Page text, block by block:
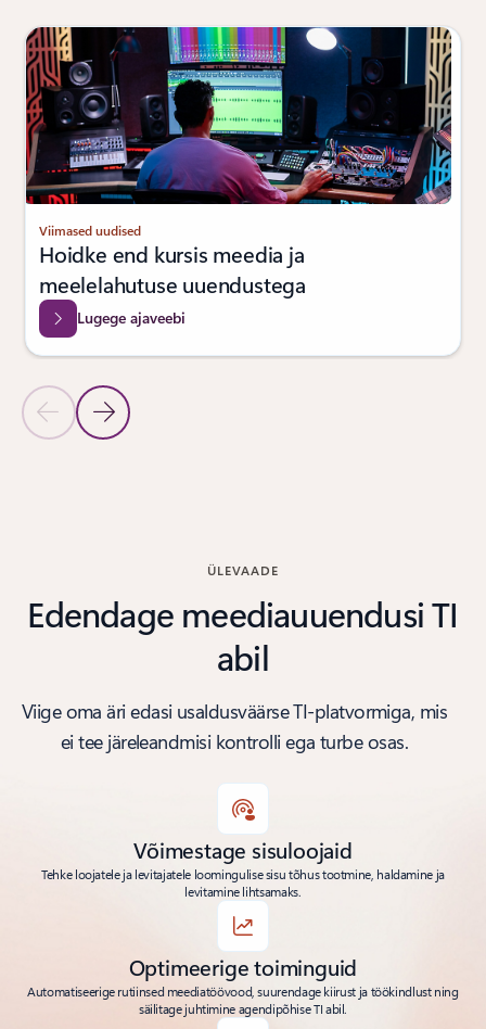
Kuvatakse slaid 1/4
Eelmine slaidJärgmine slaid
Viimased uudised
Hoidke end kursis meedia ja
meelelahutuse uuendustega
Lugege ajaveebi
ÜLEVAADE
Edendage meediauuendusi TI
abil
Viige oma äri edasi usaldusväärse TI-platvormiga, mis
ei tee järeleandmisi kontrolli ega turbe osas.
Võimestage sisuloojaid
Tehke loojatele ja levitajatele loomingulise sisu tõhus tootmine, haldamine ja
levitamine lihtsamaks.
Optimeerige toiminguid
Automatiseerige rutiinsed meediatöövood, suurendage kiirust ja töökindlust ning
säilitage juhtimine agendipõhise TI abil.